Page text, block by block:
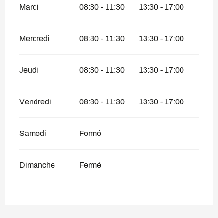
Mardi 08:30 - 11:30 13:30 - 17:00
Mercredi 08:30 - 11:30 13:30 - 17:00
Jeudi 08:30 - 11:30 13:30 - 17:00
Vendredi 08:30 - 11:30 13:30 - 17:00
Samedi Fermé
Dimanche Fermé